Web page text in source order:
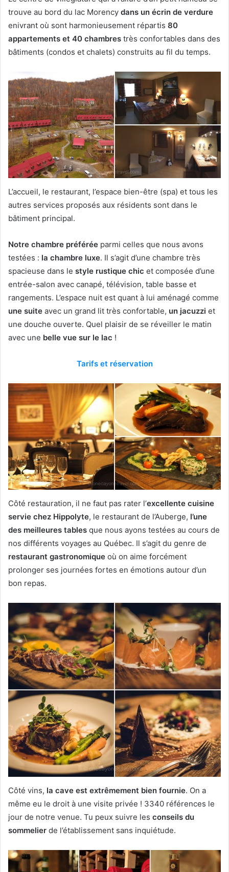
trouve au bord du lac Morency dans un écrin de verdure
enivrant où sont harmonieusement répartis 80
appartements et 40 chambres très confortables dans des
bâtiments (condos et chalets) construits au fil du temps.
L’accueil, le restaurant, l’espace bien-être (spa) et tous les
autres services proposés aux résidents sont dans le
bâtiment principal.
Notre chambre préférée parmi celles que nous avons
testées : la chambre luxe. Il s’agit d’une chambre très
spacieuse dans le style rustique chic et composée d’une
entrée-salon avec canapé, télévision, table basse et
rangements. L’espace nuit est quant à lui aménagé comme
une suite avec un grand lit très confortable, un jacuzzi et
une douche ouverte. Quel plaisir de se réveiller le matin
avec une belle vue sur le lac !
Tarifs et réservation
Côté restauration, il ne faut pas rater l’excellente cuisine
servie chez Hippolyte, le restaurant de l’Auberge, l’une
des meilleures tables que nous ayons testées au cours de
nos différents voyages au Québec. Il s’agit du genre de
restaurant gastronomique où on aime forcément
prolonger ses journées fortes en émotions autour d’un
bon repas.
Côté vins, la cave est extrêmement bien fournie. On a
même eu le droit à une visite privée ! 3340 références le
jour de notre venue. Tu peux suivre les conseils du
sommelier de l’établissement sans inquiétude.